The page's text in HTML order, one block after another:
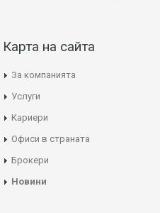
Карта на сайта
За компанията
Услуги
Кариери
Офиси в страната
Брокери
Новини